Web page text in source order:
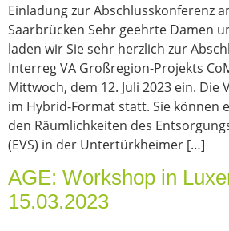
Einladung zur Abschlusskonferenz
Saarbrücken Sehr geehrte Damen
laden wir Sie sehr herzlich zur
Interreg VA Großregion-Projekts
Mittwoch, dem 12. Juli 2023 ein.
im Hybrid-Format statt. Sie können
den Räumlichkeiten des
(EVS) in der Untertürkheimer […]
AGE: Workshop in
15.03.2023